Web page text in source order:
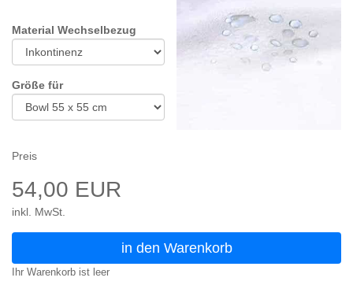
Material Wechselbezug
Größe für
Preis
54,00 EUR
inkl. MwSt.
in den Warenkorb
Ihr Warenkorb ist leer